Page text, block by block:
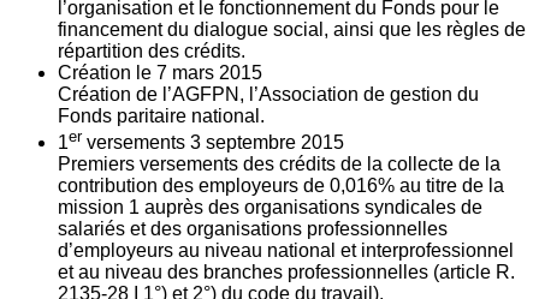
l’organisation et le fonctionnement du Fonds pour le
financement du dialogue social, ainsi que les règles de
répartition des crédits.
Création le 7 mars 2015
Création de l’AGFPN, l’Association de gestion du
Fonds paritaire national.
1er versements 3 septembre 2015
Premiers versements des crédits de la collecte de la
contribution des employeurs de 0,016% au titre de la
mission 1 auprès des organisations syndicales de
salariés et des organisations professionnelles
d’employeurs au niveau national et interprofessionnel
et au niveau des branches professionnelles (article R.
2135‐28 I 1°) et 2°) du code du travail).